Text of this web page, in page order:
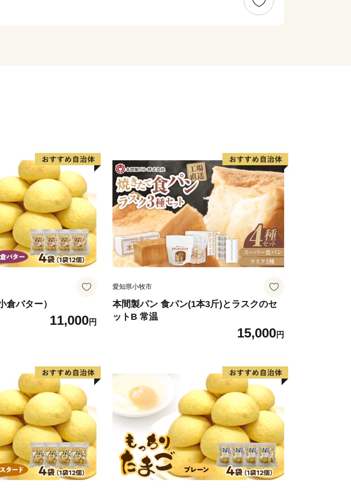
つづけています。また、農業も盛んで、味が自慢の新鮮な野菜をは
倉バター）
11,000円
愛知県小牧市
本間製パン 食パン(1本3斤)とラスクのセ
ットB 常温
15,000円